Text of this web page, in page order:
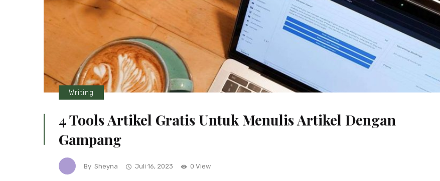
Writing
4 Tools Artikel Gratis Untuk Menulis Artikel Dengan
Gampang
By Sheyna Juli 16, 2023 0 View